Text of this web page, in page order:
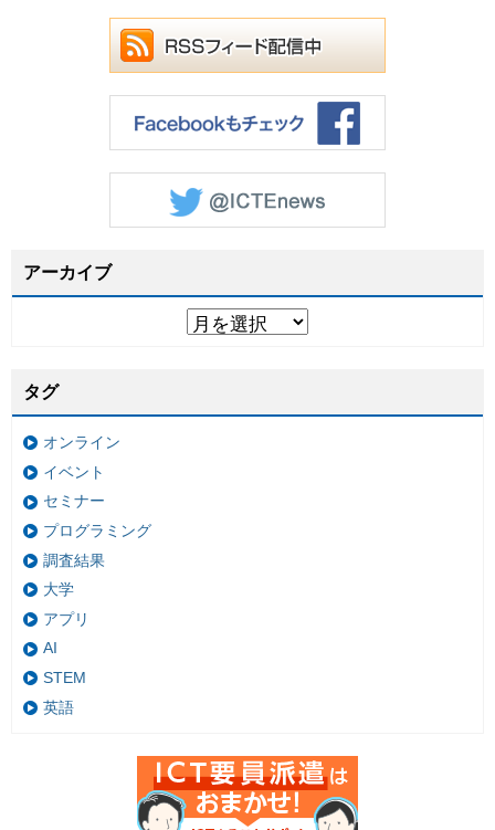
アーカイブ
タグ
オンライン
イベント
セミナー
プログラミング
調査結果
大学
アプリ
AI
STEM
英語